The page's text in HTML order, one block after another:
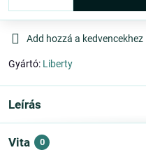
Add hozzá a kedvencekhez
Gyártó: Liberty
Leírás
Vita 0